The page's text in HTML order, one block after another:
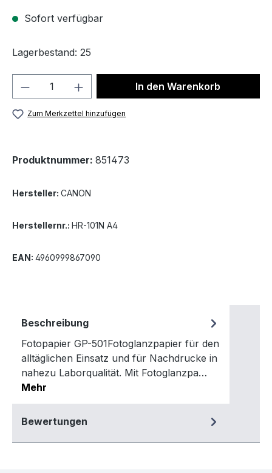
Sofort verfügbar
Lagerbestand: 25
Produkt Anzahl: Gib denIn den Warenkorb
Zum Merkzettel hinzufügen
Produktnummer: 851473
Hersteller: CANON
Herstellernr.: HR-101N A4
EAN: 4960999867090
Beschreibung
Fotopapier GP-501Fotoglanzpapier für den
alltäglichen Einsatz und für Nachdrucke in
nahezu Laborqualität. Mit Fotoglanzpa…
Mehr
Bewertungen